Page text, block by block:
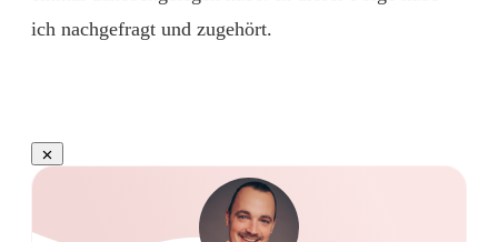
ich nachgefragt und zugehört.